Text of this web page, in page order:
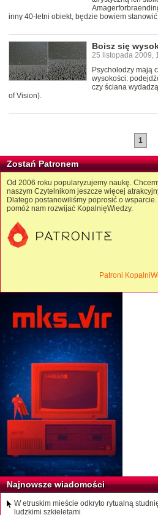
inny 40-letni obiekt, będzie bowiem stanowić
Boisz się
25 listopada 2009,
Psycholodzy mają
wysokości:
czy ściana
of Vision).
1
Zostań Patronem
Od 2006 roku popularyzujemy naukę.
naszym Czytelnikom jeszcze więcej
Dlatego postanowiliśmy poprosić o
pomóż nam rozwijać KopalnięWiedzy.
Patroni
Najnowsze wiadomości
W etruskim mieście odkryto rytualną
ludzkimi szkieletami